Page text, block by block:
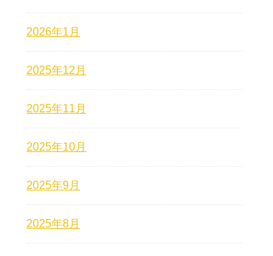
2026年1月
2025年12月
2025年11月
2025年10月
2025年9月
2025年8月